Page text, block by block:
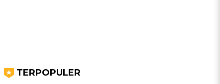
TERPOPULER